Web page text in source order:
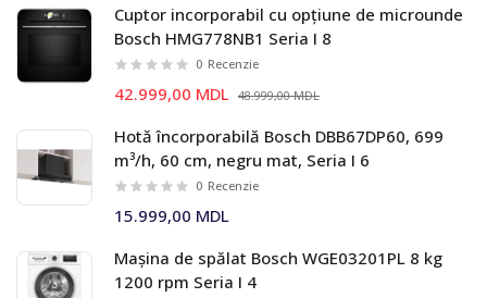
Cuptor incorporabil cu opțiune de microunde
Bosch HMG778NB1 Seria I 8
0 Recenzie
42.999,00 MDL 48.999,00 MDL
Hotă încorporabilă Bosch DBB67DP60, 699
m³/h, 60 cm, negru mat, Seria I 6
0 Recenzie
15.999,00 MDL
Mașina de spălat Bosch WGE03201PL 8 kg
1200 rpm Seria I 4